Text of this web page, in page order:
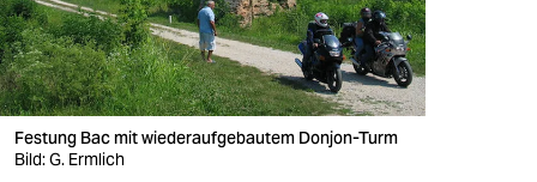
Festung Bac mit wiederaufgebautem Donjon-Turm
Bild: G. Ermlich